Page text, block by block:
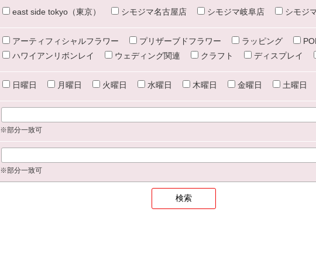
east side tokyo（東京） シモジマ名古屋店 シモジマ岐阜店 シモジ
アーティフィシャルフラワー プリザーブドフラワー ラッピング
ハワイアンリボンレイ
ウェディング関連 クラフト ディスプレイ
日曜日 月曜日 火曜日 水曜日 木曜日 金曜日 土曜日
※部分一致可
※部分一致可